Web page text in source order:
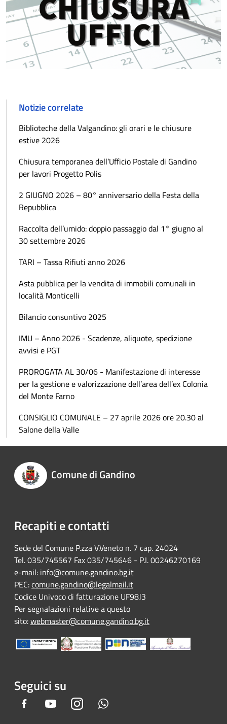
Notizie correlate
Biblioteche della Valgandino: gli orari e le chiusure
estive 2026
Chiusura temporanea dell’Ufficio Postale di Gandino
per lavori Progetto Polis
2 GIUGNO 2026 – 80° anniversario della Festa della
Repubblica
Raccolta dell’umido: doppio passaggio dal 1° giugno al
30 settembre 2026
TARI – Tassa Rifiuti anno 2026
Asta pubblica per la vendita di immobili comunali in
località Monticelli
Bilancio consuntivo 2025
IMU – Anno 2026 - Scadenze, aliquote, spedizione
avvisi e PGT
PROROGATA AL 30/06 - Manifestazione di interesse
per la gestione e valorizzazione dell’area dell’ex Colonia
del Monte Farno
CONSIGLIO COMUNALE – 27 aprile 2026 ore 20.30 al
Salone della Valle
Comune di Gandino
Recapiti e contatti
Sede del Comune P.zza V.Veneto n. 7 cap. 24024
Tel. 035/745567 Fax 035/745646 - P.I. 00246270169
e-mail: info@comune.gandino.bg.it
PEC:comune.gandino@legalmail.it
Codice Univoco di fatturazione UF98J3
Per segnalazioni relative a questo
sito:webmaster@comune.gandino.bg.it
Seguici su
Facebook YoutubeInstagram